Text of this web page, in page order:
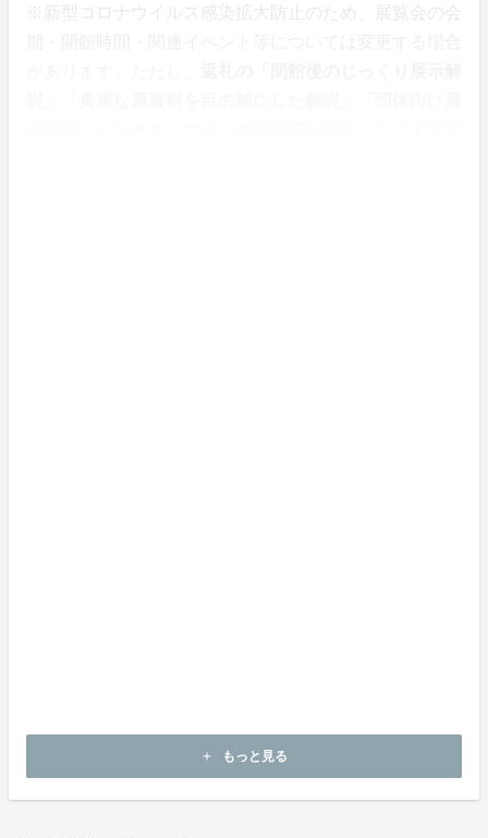
※新型コロナウイルス感染拡大防止のため、展覧会の会
横浜市歴史博物館公式Twitter
add もっと見る